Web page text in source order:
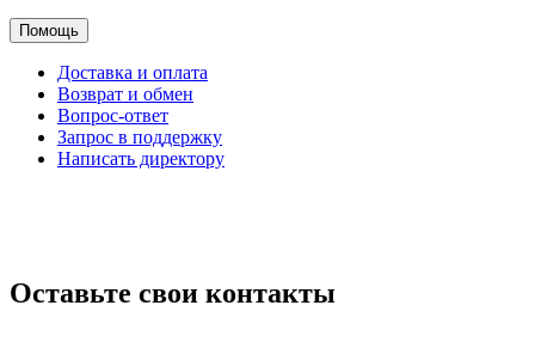
Помощь
Доставка и оплата
Возврат и обмен
Вопрос-ответ
Запрос в поддержку
Написать директору
Оставьте свои контакты